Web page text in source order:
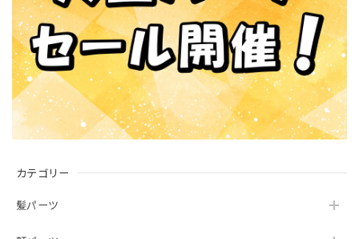
カテゴリー
髪パーツ